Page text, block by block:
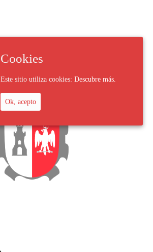
Cookies
Este sitio utiliza cookies: Descubre más.
Ok, acepto